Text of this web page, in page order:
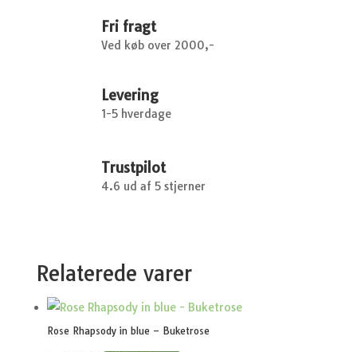
Fri fragt
Ved køb over 2000,-
Levering
1-5 hverdage
Trustpilot
4.6 ud af 5 stjerner
Relaterede varer
Rose Rhapsody in blue – Buketrose